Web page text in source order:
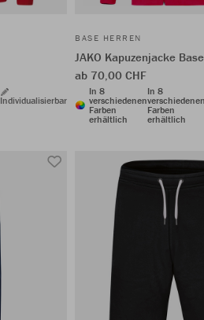
Individualisierbar
BASE HERREN
JAKO Kapuzenjacke Base
ab 70,00 CHF
In 8
verschiedenen
Farben
erhältlich
In 8
Farben
erhältlich